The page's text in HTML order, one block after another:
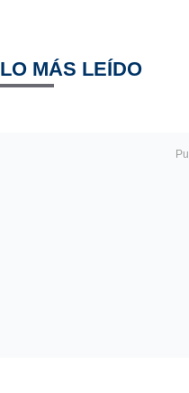
LO MÁS LEÍDO